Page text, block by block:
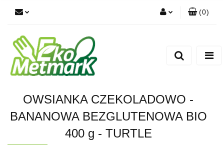
(0)
OWSIANKA CZEKOLADOWO -
BANANOWA BEZGLUTENOWA BIO
400 g - TURTLE